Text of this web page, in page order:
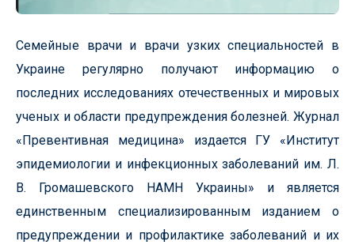
Семейные врачи и врачи узких специальностей в
Украине регулярно получают информацию о
последних исследованиях отечественных и мировых
ученых и области предупреждения болезней. Журнал
«Превентивная медицина» издается ГУ «Институт
эпидемиологии и инфекционных заболеваний им. Л.
В. Громашевского НАМН Украины» и является
единственным специализированным изданием о
предупреждении и профилактике заболеваний и их